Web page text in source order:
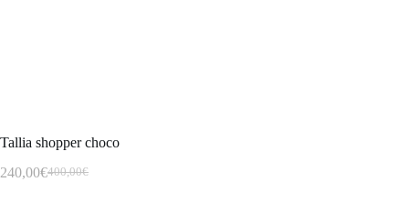
Tallia shopper choco
400,00€
240,00€